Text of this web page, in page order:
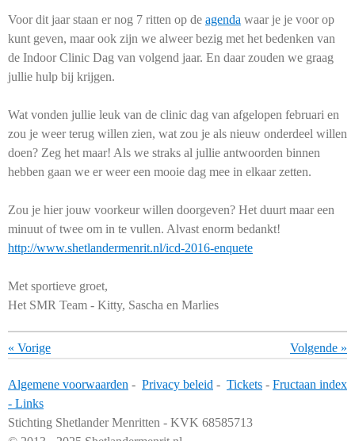
Voor dit jaar staan er nog 7 ritten op de agenda waar je je voor op
kunt geven, maar ook zijn we alweer bezig met het bedenken van
de Indoor Clinic Dag van volgend jaar. En daar zouden we graag
jullie hulp bij krijgen.
Wat vonden jullie leuk van de clinic dag van afgelopen februari en
zou je weer terug willen zien, wat zou je als nieuw onderdeel willen
doen? Zeg het maar! Als we straks al jullie antwoorden binnen
hebben gaan we er weer een mooie dag mee in elkaar zetten.
Zou je hier jouw voorkeur willen doorgeven? Het duurt maar een
minuut of twee om in te vullen. Alvast enorm bedankt!
http://www.shetlandermenrit.nl/icd-2016-enquete
Met sportieve groet,
Het SMR Team - Kitty, Sascha en Marlies
« Vorige Volgende »
Algemene voorwaarden - Privacy beleid - Tickets - Fructaan index
- Links
Stichting Shetlander Menritten - KVK 68585713